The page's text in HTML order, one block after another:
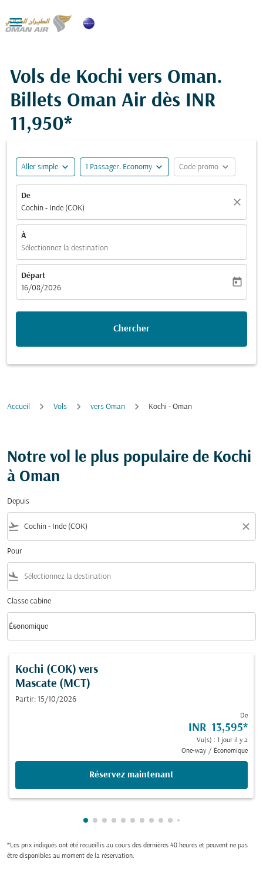

Vols de Kochi vers Oman.
Billets Oman Air dès INR
11,950*
Aller simple expand_more 1 Passager, Economy expand_more Code promo expand_more
De
Cochin - Inde (COK)
close
À
Sélectionnez la destination
Départ
fc-booking-departure-date-aria-label
16/08/2026
today
Chercher
Accueil Vols vers Oman Kochi - Oman
Notre vol le plus populaire de Kochi
à Oman
Depuis
flight_takeoff close
Pour
flight_land
Classe cabine
Classe cabine option Économique Selected
Économique
keyboard_arrow_down
Kochi (COK) vers
Mascate (MCT)
Partir: 15/10/2026
De
INR 13,595*
Vu(s) : 1 jour il y a
One-way / Économique
Réservez maintenant
Showing cmp-pagination-showing-card
Showing cmp-pagination-showing-
Showing cmp-pagination-showing-
Showing cmp-pagination-
Showing cmp-pagination-
Showing cmp-pagination-
Showing cmp-pagination-
Showing cmp-
Showing cmp-
Showing cmp-
*Les prix indiqués ont été recueillis au cours des dernières 48 heures et peuvent ne pas
être disponibles au moment de la réservation.